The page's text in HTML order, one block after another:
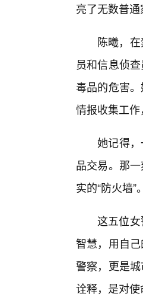
亮了无数普通
陈曦，
员和信息侦
毒品的危害
情报收集工
她记得
品交易。那
实的“防火墙
这五位
智慧，用自
警察，更是
诠释，是对使